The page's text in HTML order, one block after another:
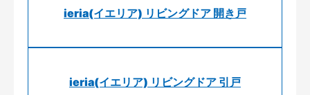
ieria(イエリア) リビングドア 開き戸
ieria(イエリア) リビングドア 引戸